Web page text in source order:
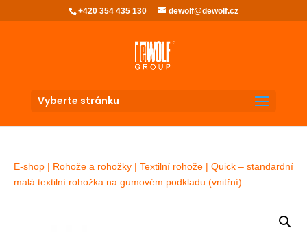
+420 354 435 130 dewolf@dewolf.cz
Vyberte stránku
E-shop | Rohože a rohožky | Textilní rohože | Quick – standardní
malá textilní rohožka na gumovém podkladu (vnitřní)